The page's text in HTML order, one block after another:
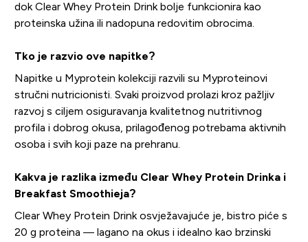
dok Clear Whey Protein Drink bolje funkcionira kao
proteinska užina ili nadopuna redovitim obrocima.
Tko je razvio ove napitke?
Napitke u Myprotein kolekciji razvili su Myproteinovi
stručni nutricionisti. Svaki proizvod prolazi kroz pažljiv
razvoj s ciljem osiguravanja kvalitetnog nutritivnog
profila i dobrog okusa, prilagođenog potrebama aktivnih
osoba i svih koji paze na prehranu.
Kakva je razlika između Clear Whey Protein Drinka i
Breakfast Smoothieja?
Clear Whey Protein Drink osvježavajuće je, bistro piće s
20 g proteina — lagano na okus i idealno kao brzinski